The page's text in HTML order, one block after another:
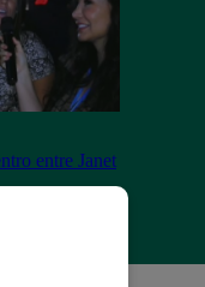
entre Janet